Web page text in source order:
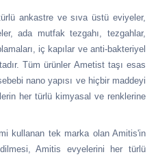
ankastre ve sıva üstü eviyeler,
ada mutfak tezgahı, tezgahlar,
iç kapılar ve anti-bakteriyel
Tüm ürünler Ametist taşı esas
nano yapısı ve hiçbir maddeyi
her türlü kimyasal ve renklerine
kullanan tek marka olan Amitis'in
Amitis evyelerini her türlü